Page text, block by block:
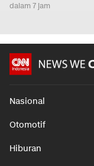
dalam 7 jam
Nasional
Otomotif
Hiburan